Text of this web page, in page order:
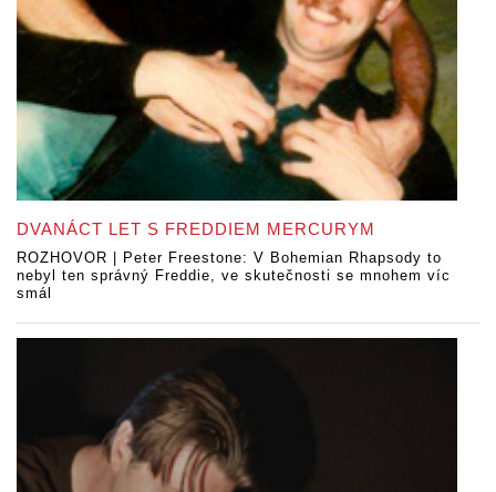
DVANÁCT LET S FREDDIEM MERCURYM
ROZHOVOR | Peter Freestone: V Bohemian Rhapsody to
nebyl ten správný Freddie, ve skutečnosti se mnohem víc
smál